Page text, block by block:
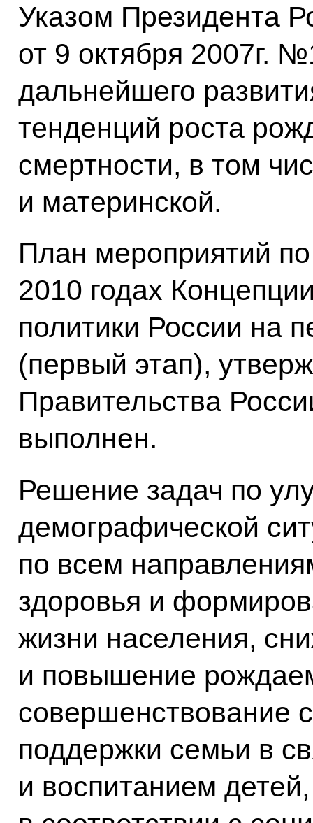
Указом Президента
от 9 октября 2007г.
дальнейшего
тенденций роста
смертности, в том
и материнской.
План мероприятий
2010 годах
политики России на
(первый этап),
Правительства
выполнен.
Решение задач по
демографической
по всем
здоровья и
жизни населения,
и повышение
совершенствование
поддержки семьи в
и воспитанием